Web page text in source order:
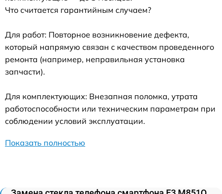
Что считается гарантийным случаем?
Для работ: Повторное возникновение дефекта,
который напрямую связан с качеством проведенного
ремонта (например, неправильная установка
запчасти).
Для комплектующих: Внезапная поломка, утрата
работоспособности или техническим параметрам при
соблюдении условий эксплуатации.
Показать полностью